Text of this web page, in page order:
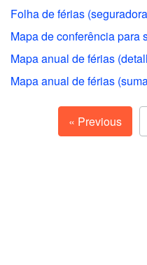
Folha de férias
Mapa de conferência para
Mapa anual de férias
Mapa anual de férias
« Previous